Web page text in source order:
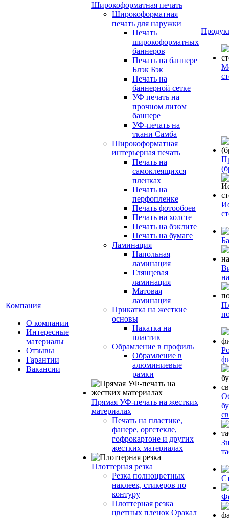
Компания
О компании
Интересные
материалы
Отзывы
Гарантии
Вакансии
Широкоформатная печать
Широкоформатная
печать для наружки
Печать
широкоформатных
баннеров
Печать на баннере
Блэк Бэк
Печать на
баннерной сетке
УФ печать на
прочном литом
баннере
УФ-печать на
ткани Самба
Широкоформатная
интерьерная печать
Печать на
самоклеящихся
пленках
Печать на
перфопленке
Печать фотообоев
Печать на холсте
Печать на бэклите
Печать на бумаге
Ламинация
Напольная
ламинация
Глянцевая
ламинация
Матовая
ламинация
Прикатка на жесткие
основы
Накатка на
пластик
Обрамление в профиль
Обрамление в
алюминиевые
рамки
Прямая УФ-печать на жестких
материалах
Печать на пластике,
фанере, оргстекле,
гофрокартоне и других
жестких материалах
Плоттерная резка
Резка полноцветных
наклеек, стикеров по
контуру
Плоттерная резка
цветных пленок Оракал